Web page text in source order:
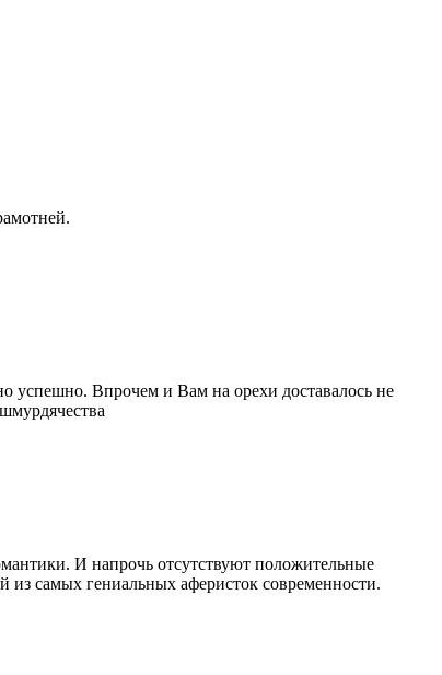
успешно. Впрочем и Вам на орехи доставалось не
И напрочь отсутствуют положительные
самых гениальных аферисток современности.